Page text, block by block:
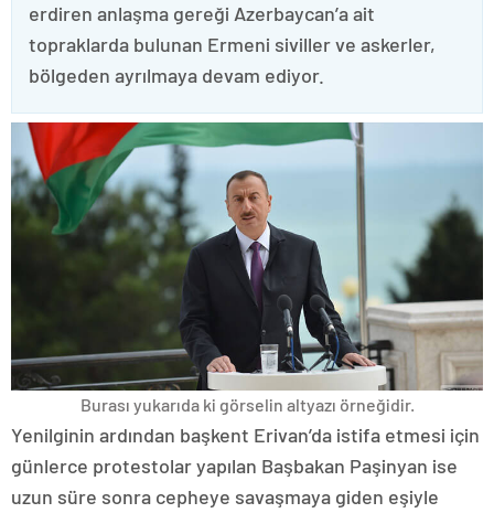
erdiren anlaşma gereği Azerbaycan’a ait
topraklarda bulunan Ermeni siviller ve askerler,
bölgeden ayrılmaya devam ediyor.
Burası yukarıda ki görselin altyazı örneğidir.
Yenilginin ardından başkent Erivan’da istifa etmesi için
günlerce protestolar yapılan Başbakan Paşinyan ise
uzun süre sonra cepheye savaşmaya giden eşiyle